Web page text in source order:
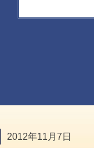
2012年11月7日